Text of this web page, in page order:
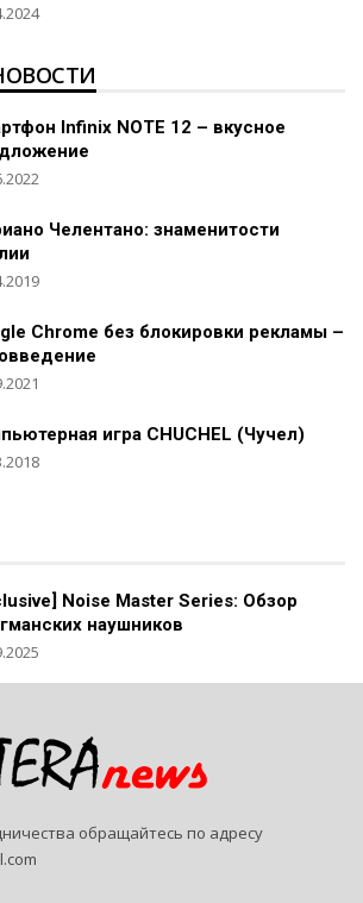
Infinix NOTE 12 – вкусное
Челентано: знаменитости
Chrome без блокировки рекламы –
игра CHUCHEL (Чучел)
Noise Master Series: Обзор
наушников
обращайтесь по адресу